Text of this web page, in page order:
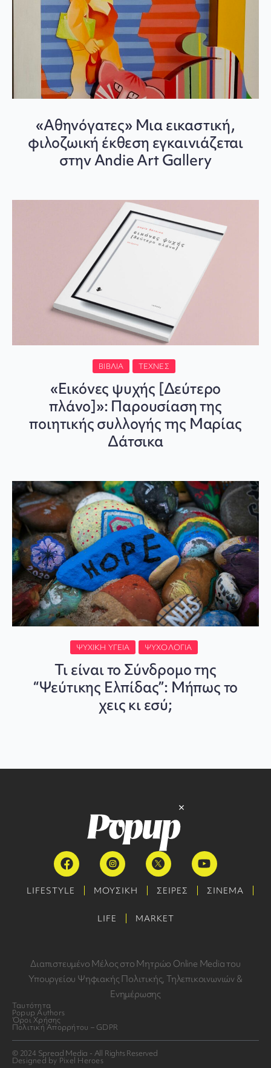
«Αθηνόγατες» Μια εικαστική,
φιλοζωική έκθεση εγκαινιάζεται
στην Andie Art Gallery
ΒΙΒΛΊΑ ΤΈΧΝΕΣ
«Εικόνες ψυχής [Δεύτερο
πλάνο]»: Παρουσίαση της
ποιητικής συλλογής της Μαρίας
Δάτσικα
ΨΥΧΙΚΉ ΥΓΕΊΑ ΨΥΧΟΛΟΓΊΑ
Τι είναι το Σύνδρομο της
“Ψεύτικης Ελπίδας”: Μήπως το
χεις κι εσύ;
LIFESTYLE ΜΟΥΣΙΚΗ ΣΕΙΡΕΣ ΣΙΝΕΜΑ
LIFE MARKET
Διαπιστευμένο Μέλος στο Μητρώο Online Media του
Υπουργείου Ψηφιακής Πολιτικής, Τηλεπικοινωνιών &
Ενημέρωσης
Ταυτότητα
Popup Authors
Όροι Χρήσης
Πολιτική Απορρήτου – GDPR
© 2024 Spread Media - All Rights Reserved
Designed by Pixel Heroes